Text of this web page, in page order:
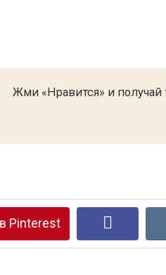
Жми «Нравится» и получай
Pinterest